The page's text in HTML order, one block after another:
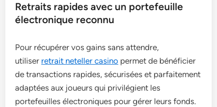
Retraits rapides avec un portefeuille
électronique reconnu
Pour récupérer vos gains sans attendre,
utiliser retrait neteller casino permet de bénéficier
de transactions rapides, sécurisées et parfaitement
adaptées aux joueurs qui privilégient les
portefeuilles électroniques pour gérer leurs fonds.